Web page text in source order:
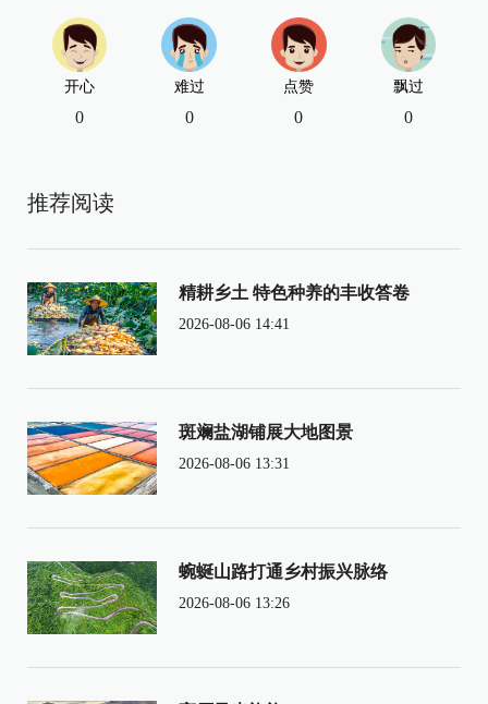
开心
0
难过
0
点赞
0
飘过
0
推荐阅读
精耕乡土 特色种养的丰收答卷
2026-08-06 14:41
斑斓盐湖铺展大地图景
2026-08-06 13:31
蜿蜒山路打通乡村振兴脉络
2026-08-06 13:26